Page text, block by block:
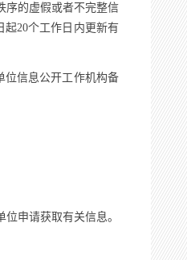
序的虚假或者不完整信
20个工作日内更新有
信息公开工作机构备
申请获取有关信息。